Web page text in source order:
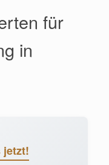
für
in
jetzt!